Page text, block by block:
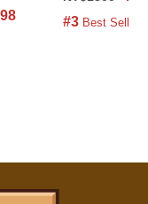
#3 Best Selling